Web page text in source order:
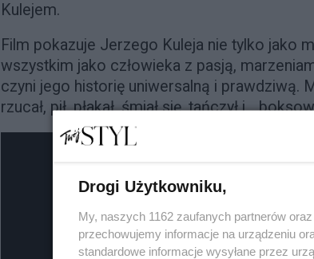
Kulejem.
Film pokazuje Jerzego Kuleja nie tylko jako
wszystkim jako człowieka z pasją,
czyni jego historię uniwersalną i prawdziwą.
rzucał, pił, płakał, śmiał się, tańczył i...
Drogi Użytkowniku,
My, naszych 1162 zaufanych partnerów
przechowujemy informacje na urządzeniu
standardowe informacje wysyłane przez